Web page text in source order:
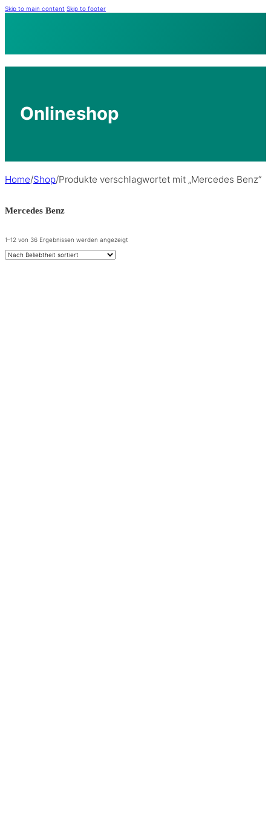
Skip to main content Skip to footer
Onlineshop
Home/Shop/Produkte verschlagwortet mit „Mercedes Benz“
Mercedes Benz
1–12 von 36 Ergebnissen werden angezeigt